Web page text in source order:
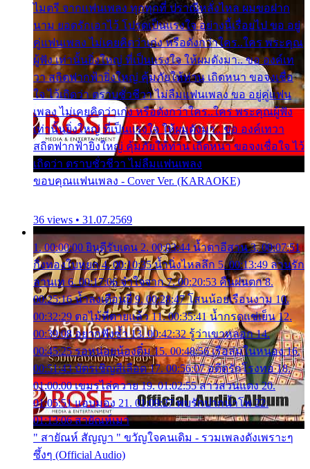
ไมตรี จากแฟนเพลง ทุกทุกที่ ปราณีหลั่งไหล ผมขอฝาก
นาม ยอดรักเอาไว้ โปรดเป็นแรงใจ อย่างนี้เรื่อยไป ขอ อยู่
คู่แฟนเพลง ไม่เคยคิดว่าเก่ง หรือดังกว่าใคร..ใคร พระคุณ
ผู้ฟัง เท่านั้นยิ่งใหญ่ ที่เป็นแรงใจ ให้ผมดังมา.. ขอ องค์เท
วา สถิตฟากฟ้ายิ่งใหญ่ คุ้มภัยให้ท่าน เถิดหนา ขอจงเชื่อ
ใจ ไว้เถิดว่า ตราบชั่วชีวา ไม่ลืมแฟนเพลง ขอ อยู่คู่แฟน
เพลง ไม่เคยคิดว่าเก่ง หรือดังกว่าใคร..ใคร พระคุณผู้ฟัง
เท่านั้นยิ่งใหญ่ ที่เป็นแรงใจ ให้ผมดังมา.. ขอ องค์เทวา
สถิตฟากฟ้ายิ่งใหญ่ คุ้มภัยให้ท่าน เถิดหนา ขอจงเชื่อใจ ไว้
เถิดว่า ตราบชั่วชีวา ไม่ลืมแฟนเพลง
ขอบคุณแฟนเพลง - Cover Ver. (KARAOKE)
36 views • 31.07.2569
1. 00:00:00 ยินดีรับเดน 2. 00:03:44 น้ำตาอีสาน 3. 00:07:51
กิ่งทองใบหยก 4. 00:10:35 น้ำนิ่งไหลลึก 5. 00:13:49 ลานรัก
ลานเท 6. 00:17:06 จำใจจาก 7. 00:20:53 คืนฝนตก 8.
00:25:16 น้ำลงเดือนยี่ 9. 00:28:47 โสนน้อยเรือนงาม 10.
00:32:29 ตอไม้ที่ตายแล้ว 11. 00:35:41 น้ำกรดแช่เย็น 12.
00:39:08 อยากฟังซ้ำ 13. 00:42:32 รู้ว่าเขาหลอก 14.
00:45:25 รอหน่อยน้องติ๋ม 15. 00:48:56 เรือล่มในหนอง 16.
00:51:43 บัตรเชิญสีเลือด 17. 00:56:07 อดีตรักโรงทอ 18.
01:00:00 เขมรไล่ควาย 19. 01:02:55 สาวสวนแตง 20.
01:05:51 แอบมอง 21. 01:09:27 พบรักปากน้ำโพ 22.
01:13:06 สายัณห์เมา
" สายัณห์ สัญญา " ขวัญใจคนเดิม - รวมเพลงดังเพราะๆ
ซึ้งๆ (Official Audio)